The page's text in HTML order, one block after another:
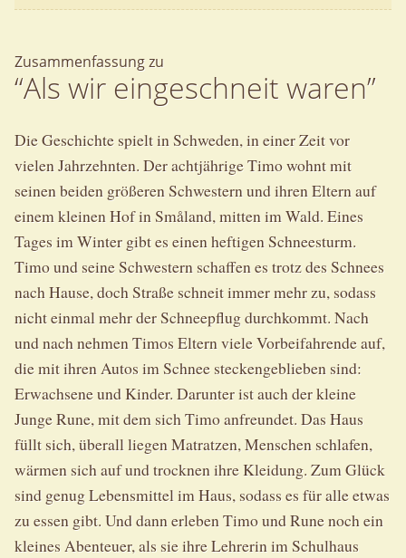
Zusammenfassung zu
“Als wir eingeschneit waren”
Die Geschichte spielt in Schweden, in einer Zeit vor
vielen Jahrzehnten. Der achtjährige Timo wohnt mit
seinen beiden größeren Schwestern und ihren Eltern auf
einem kleinen Hof in Småland, mitten im Wald. Eines
Tages im Winter gibt es einen heftigen Schneesturm.
Timo und seine Schwestern schaffen es trotz des Schnees
nach Hause, doch Straße schneit immer mehr zu, sodass
nicht einmal mehr der Schneepflug durchkommt. Nach
und nach nehmen Timos Eltern viele Vorbeifahrende auf,
die mit ihren Autos im Schnee steckengeblieben sind:
Erwachsene und Kinder. Darunter ist auch der kleine
Junge Rune, mit dem sich Timo anfreundet. Das Haus
füllt sich, überall liegen Matratzen, Menschen schlafen,
wärmen sich auf und trocknen ihre Kleidung. Zum Glück
sind genug Lebensmittel im Haus, sodass es für alle etwas
zu essen gibt. Und dann erleben Timo und Rune noch ein
kleines Abenteuer, als sie ihre Lehrerin im Schulhaus